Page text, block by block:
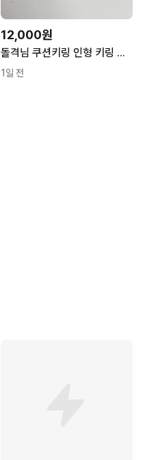
12,000원
돌격님 쿠션키링 인형 키링 스티커
1일 전